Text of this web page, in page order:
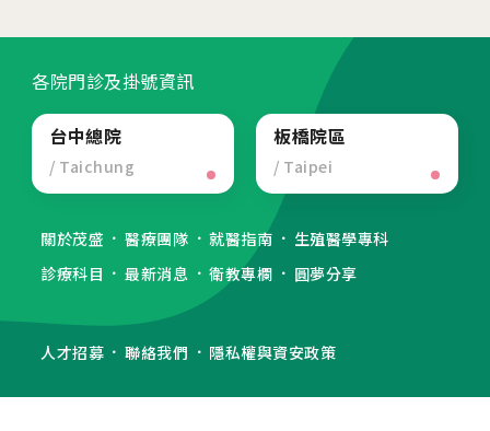
各院門診及掛號資訊
台中總院
/ Taichung
板橋院區
/ Taipei
關於茂盛 醫療團隊 就醫指南
生殖醫學專科
診療科目
最新消息 衛教專欄 圓夢分享
人才招募 聯絡我們 隱私權與資安政策